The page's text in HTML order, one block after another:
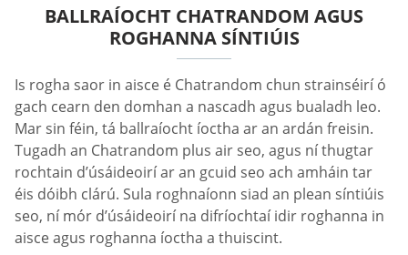
BALLRAÍOCHT CHATRANDOM AGUS
ROGHANNA SÍNTIÚIS
Is rogha saor in aisce é Chatrandom chun strainséirí ó
gach cearn den domhan a nascadh agus bualadh leo.
Mar sin féin, tá ballraíocht íoctha ar an ardán freisin.
Tugadh an Chatrandom plus air seo, agus ní thugtar
rochtain d’úsáideoirí ar an gcuid seo ach amháin tar
éis dóibh clárú. Sula roghnaíonn siad an plean síntiúis
seo, ní mór d’úsáideoirí na difríochtaí idir roghanna in
aisce agus roghanna íoctha a thuiscint.